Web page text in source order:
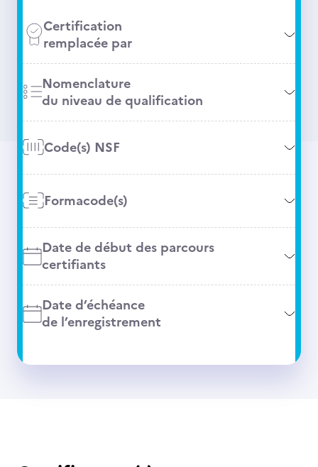
Certification
remplacée par
Nomenclature
du niveau de qualification
Code(s) NSF
Formacode(s)
Date de début des parcours
certifiants
Date d’échéance
de l’enregistrement